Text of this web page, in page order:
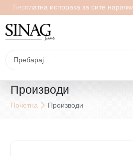
Бесплатна испорака за сите
Производи
Почетна Производи